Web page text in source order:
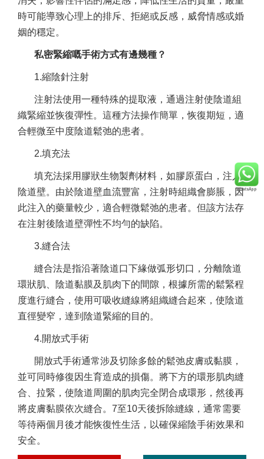
時可能導致心理上的排斥、拒絕或反感，威脅情感或婚
姻的穩定。
私密緊縮嘅手術方式有邊幾種？
1.縮陰針注射
注射法使用一種特殊的提取液，通過注射使陰道組
織緊縮並恢復彈性。這種方法操作簡單，恢復期短，適
合輕微至中度陰道鬆弛的患者。
2.填充法
填充法採用膠狀生物製劑材料，如膠原蛋白，注入
陰道壁。由於陰道壁血流豐富，注射時組織會膨脹，因
此注入的藥量較少，適合輕微鬆弛的患者。但該方法存
在注射後陰道壁彈性不均勻的缺陷。
3.縫合法
縫合法是指沿著陰道口下緣做弧形切口，分離陰道
環狀肌、陰道黏膜及肌肉下的間隙，根據所需的鬆緊程
度進行縫合，使用可吸收縫線將組織縫合起來，使陰道
直徑變窄，達到 陰道緊縮的目的。
4.開放式手術
開放式手術通常涉及切除多餘的鬆弛皮膚或黏膜，
並可同時修復因生育造成的損傷。將下方的環形肌肉縫
合、拉緊，使陰道周圍的肌肉完全閉合成環形，然後再
將皮膚黏膜依次縫合。7至10天後拆除縫線，通常需要
等待兩個月後才能恢復性生活，以確保縮陰手術效果和
安全。